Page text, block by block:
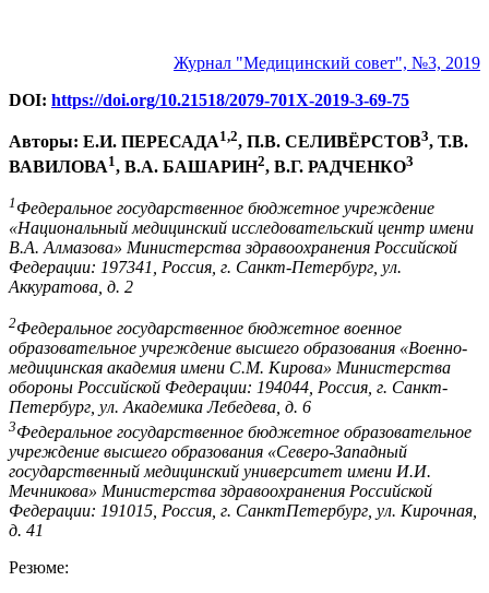
Журнал "Медицинский совет", №3, 2019
DOI: https://doi.org/10.21518/2079-701X-2019-3-69-75
Авторы: Е.И. ПЕРЕСАДА1,2, П.В. СЕЛИВЁРСТОВ3, Т.В.
ВАВИЛОВА1, В.А. БАШАРИН2, В.Г. РАДЧЕНКО3
1 Федеральное государственное бюджетное учреждение
«Национальный медицинский исследовательский центр имени
В.А. Алмазова» Министерства здравоохранения Российской
Федерации: 197341, Россия, г. Санкт-Петербург, ул.
Аккуратова, д. 2
2Федеральное государственное бюджетное военное
образовательное учреждение высшего образования «Военно-
медицинская академия имени С.М. Кирова» Министерства
обороны Российской Федерации: 194044, Россия, г. Санкт-
Петербург, ул. Академика Лебедева, д. 6
3Федеральное государственное бюджетное образовательное
учреждение высшего образования «Северо-Западный
государственный медицинский университет имени И.И.
Мечникова» Министерства здравоохранения Российской
Федерации: 191015, Россия, г. СанктПетербург, ул. Кирочная,
д. 41
Резюме: